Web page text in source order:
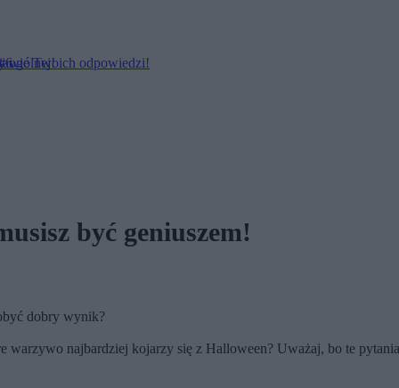
być geniuszem!
dobry wynik?
warzywo najbardziej kojarzy się z Halloween? Uważaj, bo te
Twoich odpowiedzi!
ogólnej!